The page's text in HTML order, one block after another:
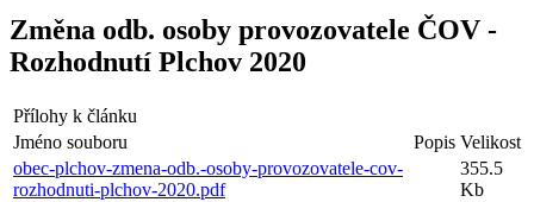
Změna odb. osoby provozovatele ČOV -
Rozhodnutí Plchov 2020
Přílohy k článku
Jméno souboru
Popis Velikost
obec-plchov-zmena-odb.-osoby-provozovatele-cov-
rozhodnuti-plchov-2020.pdf
355.5
Kb